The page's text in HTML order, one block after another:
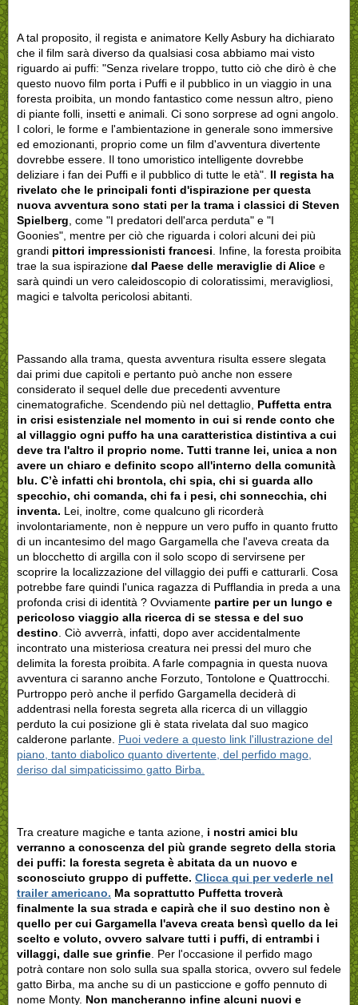
A tal proposito, il regista e animatore Kelly Asbury ha dichiarato
che il film sarà diverso da qualsiasi cosa abbiamo mai visto
riguardo ai puffi: "Senza rivelare troppo, tutto ciò che dirò è che
questo nuovo film porta i Puffi e il pubblico in un viaggio in una
foresta proibita, un mondo fantastico come nessun altro, pieno
di piante folli, insetti e animali. Ci sono sorprese ad ogni angolo.
I colori, le forme e l'ambientazione in generale sono immersive
ed emozionanti, proprio come un film d'avventura divertente
dovrebbe essere. Il tono umoristico intelligente dovrebbe
deliziare i fan dei Puffi e il pubblico di tutte le età". Il regista ha
rivelato che le principali fonti d'ispirazione per questa
nuova avventura sono stati per la trama i classici di Steven
Spielberg , come "I predatori dell'arca perduta" e "I
Goonies", mentre per ciò che riguarda i colori alcuni dei più
grandi pittori impressionisti francesi . Infine, la foresta proibita
trae la sua ispirazione dal Paese delle meraviglie di Alice e
sarà quindi un vero caleidoscopio di coloratissimi, meravigliosi,
magici e talvolta pericolosi abitanti.
Passando alla trama, questa avventura risulta essere slegata
dai primi due capitoli e pertanto può anche non essere
considerato il sequel delle due precedenti avventure
cinematografiche. Scendendo più nel dettaglio, Puffetta entra
in crisi esistenziale nel momento in cui si rende conto che
al villaggio ogni puffo ha una caratteristica distintiva a cui
deve tra l'altro il proprio nome. Tutti tranne lei, unica a non
avere un chiaro e definito scopo all'interno della comunità
blu. C’è infatti chi brontola, chi spia, chi si guarda allo
specchio, chi comanda, chi fa i pesi, chi sonnecchia, chi
inventa. Lei, inoltre, come qualcuno gli ricorderà
involontariamente, non è neppure un vero puffo in quanto frutto
di un incantesimo del mago Gargamella che l'aveva creata da
un blocchetto di argilla con il solo scopo di servirsene per
scoprire la localizzazione del villaggio dei puffi e catturarli. Cosa
potrebbe fare quindi l'unica ragazza di Pufflandia in preda a una
profonda crisi di identità ? Ovviamente partire per un lungo e
pericoloso viaggio alla ricerca di se stessa e del suo
destino . Ciò avverrà, infatti, dopo aver accidentalmente
incontrato una misteriosa creatura nei pressi del muro che
delimita la foresta proibita. A farle compagnia in questa nuova
avventura ci saranno anche Forzuto, Tontolone e Quattrocchi.
Purtroppo però anche il perfido Gargamella deciderà di
addentrasi nella foresta segreta alla ricerca di un villaggio
perduto la cui posizione gli è stata rivelata dal suo magico
calderone parlante. Puoi vedere a questo link l'illustrazione del
piano, tanto diabolico quanto divertente, del perfido mago,
deriso dal simpaticissimo gatto Birba.
Tra creature magiche e tanta azione, i nostri amici blu
verranno a conoscenza del più grande segreto della storia
dei puffi: la foresta segreta è abitata da un nuovo e
sconosciuto gruppo di puffette. Clicca qui per vederle nel
trailer americano. Ma soprattutto Puffetta troverà
finalmente la sua strada e capirà che il suo destino non è
quello per cui Gargamella l'aveva creata bensì quello da lei
scelto e voluto, ovvero salvare tutti i puffi, di entrambi i
villaggi, dalle sue grinfie . Per l'occasione il perfido mago
potrà contare non solo sulla sua spalla storica, ovvero sul fedele
gatto Birba, ma anche su di un pasticcione e goffo pennuto di
nome Monty. Non mancheranno infine alcuni nuovi e